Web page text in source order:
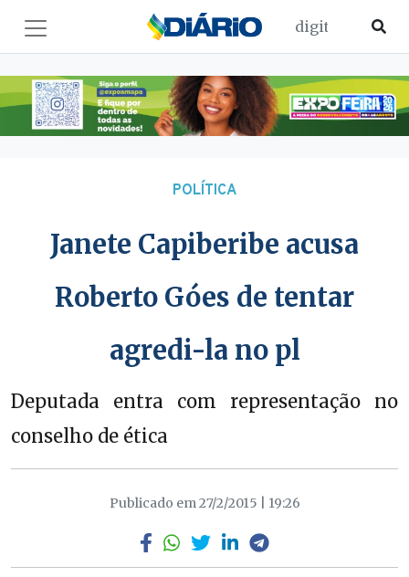
POLÍTICA
Janete Capiberibe acusa
Roberto Góes de tentar
agredi-la no pl
Deputada entra com representação no
conselho de ética
Publicado em 27/2/2015 | 19:26